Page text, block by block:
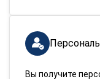
Вы получите